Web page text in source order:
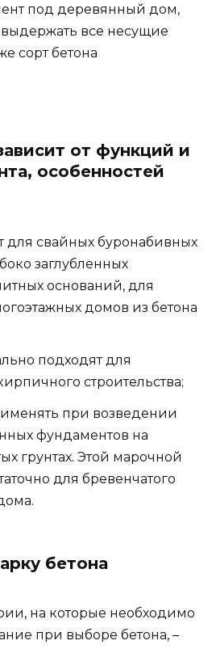
под деревянный дом,
все несущие
сорт бетона
от функций и
особенностей
для свайных буронабивных
заглубленных
оснований, для
домов из бетона
подходят для
строительства;
при возведении
фундаментов на
грунтах. Этой марочной
для бревенчатого
бетона
на которые необходимо
при выборе бетона, –